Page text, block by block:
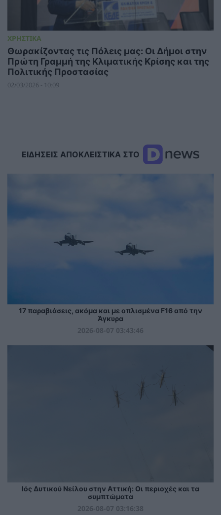
ΧΡΗΣΤΙΚΑ
Θωρακίζοντας τις Πόλεις μας: Οι Δήμοι στην
Πρώτη Γραμμή της Κλιματικής Κρίσης και της
Πολιτικής Προστασίας
02/03/2026 - 10:09
ΕΙΔΗΣΕΙΣ ΑΠΟΚΛΕΙΣΤΙΚΑ ΣΤΟ
17 παραβιάσεις, ακόμα και με οπλισμένα F16 από την
Άγκυρα
2026-08-07 03:43:46
Ιός Δυτικού Νείλου στην Αττική: Οι περιοχές και τα
συμπτώματα
2026-08-07 03:16:38